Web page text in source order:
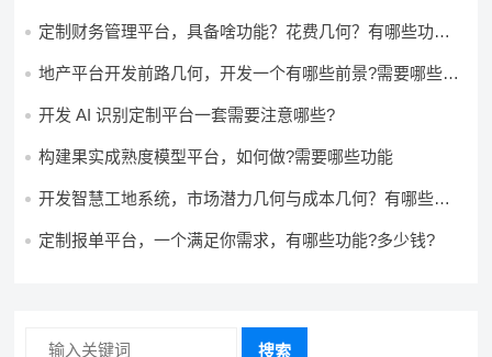
定制财务管理平台，具备啥功能？花费几何？有哪些功能?
地产平台开发前路几何，开发一个有哪些前景?需要哪些费
开发 AI 识别定制平台一套需要注意哪些?
构建果实成熟度模型平台，如何做?需要哪些功能
开发智慧工地系统，市场潜力几何与成本几何？有哪些前
定制报单平台，一个满足你需求，有哪些功能?多少钱?
搜索